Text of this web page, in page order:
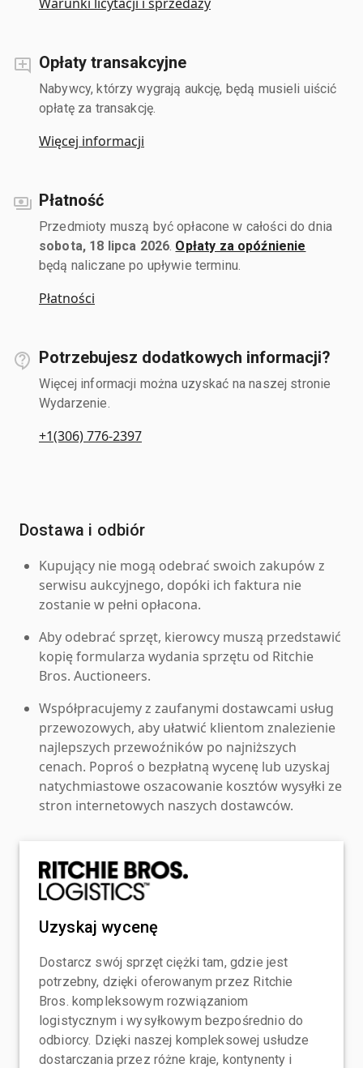
Opłaty transakcyjne
Nabywcy, którzy wygrają aukcję, będą musieli uiścić
opłatę za transakcję.
Więcej informacji
Płatność
Przedmioty muszą być opłacone w całości do dnia
sobota, 18 lipca 2026 Opłaty za opóźnienie
będą naliczane po upływie terminu.
Płatności
Potrzebujesz dodatkowych informacji?
Więcej informacji można uzyskać na naszej stronie
Wydarzenie.
+1(306) 776-2397
Dostawa i odbiór
Kupujący nie mogą odebrać swoich zakupów z
serwisu aukcyjnego, dopóki ich faktura nie
zostanie w pełni opłacona.
Aby odebrać sprzęt, kierowcy muszą przedstawić
kopię formularza wydania sprzętu od Ritchie
Bros. Auctioneers.
Współpracujemy z zaufanymi dostawcami usług
przewozowych, aby ułatwić klientom znalezienie
najlepszych przewoźników po najniższych
cenach. Poproś o bezpłatną wycenę lub uzyskaj
natychmiastowe oszacowanie kosztów wysyłki ze
stron internetowych naszych dostawców.
Uzyskaj wycenę
Dostarcz swój sprzęt ciężki tam, gdzie jest
potrzebny, dzięki oferowanym przez Ritchie
Bros. kompleksowym rozwiązaniom
logistycznym i wysyłkowym bezpośrednio do
odbiorcy. Dzięki naszej kompleksowej usłudze
dostarczania przez różne kraje, kontynenty i